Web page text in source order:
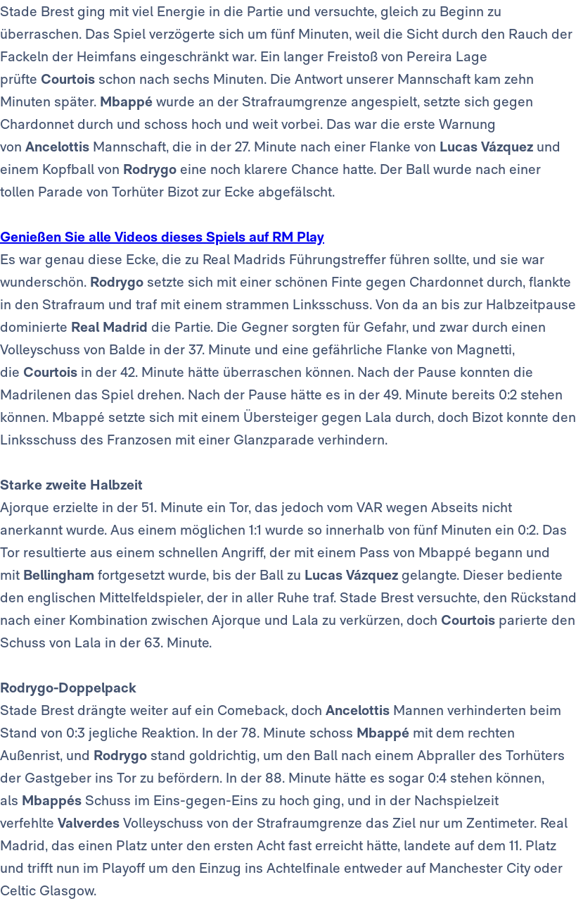
Stade Brest ging mit viel Energie in die Partie und versuchte, gleich zu Beginn zu
überraschen. Das Spiel verzögerte sich um fünf Minuten, weil die Sicht durch den Rauch der
Fackeln der Heimfans eingeschränkt war. Ein langer Freistoß von Pereira Lage
prüfte Courtois schon nach sechs Minuten. Die Antwort unserer Mannschaft kam zehn
Minuten später. Mbappé wurde an der Strafraumgrenze angespielt, setzte sich gegen
Chardonnet durch und schoss hoch und weit vorbei. Das war die erste Warnung
von Ancelottis Mannschaft, die in der 27. Minute nach einer Flanke von Lucas Vázquez und
einem Kopfball von Rodrygo eine noch klarere Chance hatte. Der Ball wurde nach einer
tollen Parade von Torhüter Bizot zur Ecke abgefälscht.
Genießen Sie alle Videos dieses Spiels auf RM Play
Es war genau diese Ecke, die zu Real Madrids Führungstreffer führen sollte, und sie war
wunderschön. Rodrygo setzte sich mit einer schönen Finte gegen Chardonnet durch, flankte
in den Strafraum und traf mit einem strammen Linksschuss. Von da an bis zur Halbzeitpause
dominierte Real Madrid die Partie. Die Gegner sorgten für Gefahr, und zwar durch einen
Volleyschuss von Balde in der 37. Minute und eine gefährliche Flanke von Magnetti,
die Courtois in der 42. Minute hätte überraschen können. Nach der Pause konnten die
Madrilenen das Spiel drehen. Nach der Pause hätte es in der 49. Minute bereits 0:2 stehen
können. Mbappé setzte sich mit einem Übersteiger gegen Lala durch, doch Bizot konnte den
Linksschuss des Franzosen mit einer Glanzparade verhindern.
Starke zweite Halbzeit
Ajorque erzielte in der 51. Minute ein Tor, das jedoch vom VAR wegen Abseits nicht
anerkannt wurde. Aus einem möglichen 1:1 wurde so innerhalb von fünf Minuten ein 0:2. Das
Tor resultierte aus einem schnellen Angriff, der mit einem Pass von Mbappé begann und
mit Bellingham fortgesetzt wurde, bis der Ball zu Lucas Vázquez gelangte. Dieser bediente
den englischen Mittelfeldspieler, der in aller Ruhe traf. Stade Brest versuchte, den Rückstand
nach einer Kombination zwischen Ajorque und Lala zu verkürzen, doch Courtois parierte den
Schuss von Lala in der 63. Minute.
Rodrygo-Doppelpack
Stade Brest drängte weiter auf ein Comeback, doch Ancelottis Mannen verhinderten beim
Stand von 0:3 jegliche Reaktion. In der 78. Minute schoss Mbappé mit dem rechten
Außenrist, und Rodrygo stand goldrichtig, um den Ball nach einem Abpraller des Torhüters
der Gastgeber ins Tor zu befördern. In der 88. Minute hätte es sogar 0:4 stehen können,
als Mbappés Schuss im Eins-gegen-Eins zu hoch ging, und in der Nachspielzeit
verfehlte Valverdes Volleyschuss von der Strafraumgrenze das Ziel nur um Zentimeter. Real
Madrid, das einen Platz unter den ersten Acht fast erreicht hätte, landete auf dem 11. Platz
und trifft nun im Playoff um den Einzug ins Achtelfinale entweder auf Manchester City oder
Celtic Glasgow.